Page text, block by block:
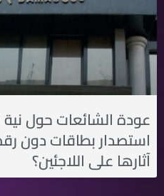
عودة الشائعات حول
استصدار بطاقات دون
آثارها على اللاجئين؟